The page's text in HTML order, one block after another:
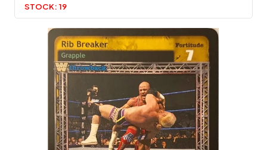
STOCK: 19